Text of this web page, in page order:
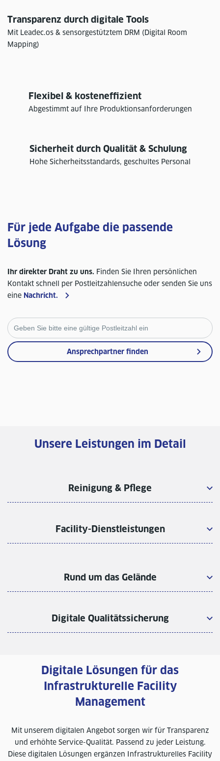
Transparenz durch digitale Tools
Mit Leadec.os & sensorgestütztem DRM (Digital Room
Mapping)
Flexibel & kosteneffizient
Abgestimmt auf Ihre Produktionsanforderungen
Sicherheit durch Qualität & Schulung
Hohe Sicherheitsstandards, geschultes Personal
Für jede Aufgabe die passende
Lösung
Ihr direkter Draht zu uns. Finden Sie Ihren persönlichen
Kontakt schnell per Postleitzahlensuche oder senden Sie uns
eine Nachricht.
Ansprechpartner finden
Unsere Leistungen im Detail
Reinigung & Pflege
Facility-Dienstleistungen
Rund um das Gelände
Digitale Qualitätssicherung
Digitale Lösungen für das
Infrastrukturelle Facility
Management
Mit unserem digitalen Angebot sorgen wir für Transparenz
und erhöhte Service-Qualität. Passend zu jeder Leistung.
Diese digitalen Lösungen ergänzen Infrastrukturelles Facility